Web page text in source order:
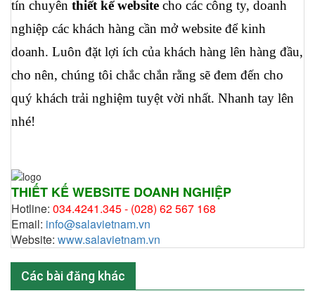
tín chuyên thiết kế website cho các công ty, doanh
nghiệp các khách hàng cần mở website để kinh
doanh. Luôn đặt lợi ích của khách hàng lên hàng đầu,
cho nên, chúng tôi chắc chắn rằng sẽ đem đến cho
quý khách trải nghiệm tuyệt vời nhất. Nhanh tay lên
nhé!
THIẾT KẾ WEBSITE DOANH NGHIỆP
Hotline: 034.4241.345 - (028) 62 567 168
Email: info@salavietnam.vn
Website: www.salavietnam.vn
Các bài đăng khác